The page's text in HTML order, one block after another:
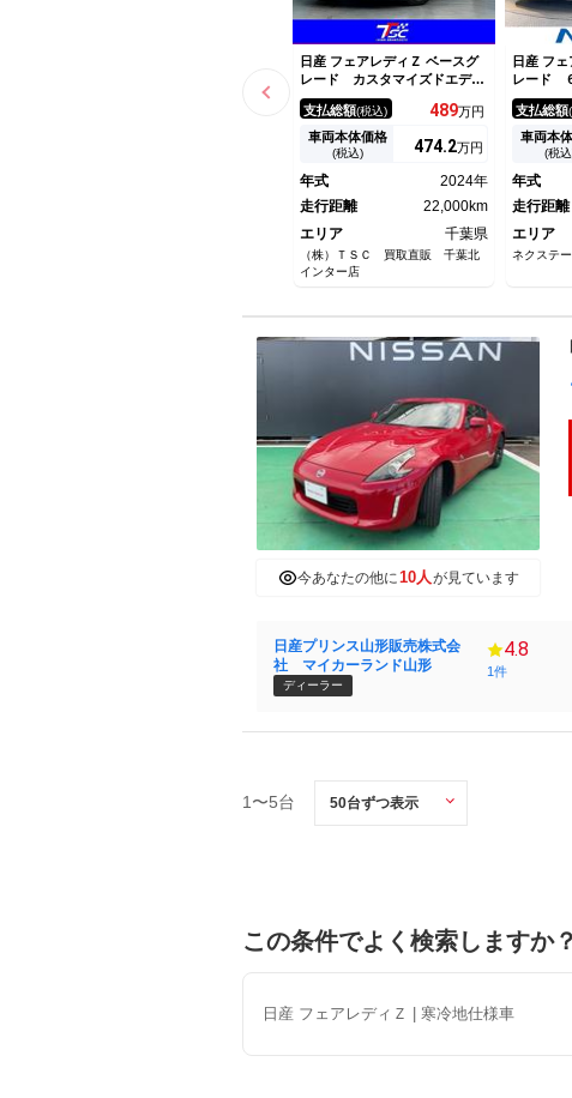
日産 フェアレディＺ ベースグ
レード カスタマイズドエディ
ションバンパー／禁煙／ドラレ
コ３６０度／６ＭＴ／純正１９
ＡＷ／ＡｐｐｌｅＣａｒＰｌａ
ｙ／ＡｎｄｒｏｉｄＡｕｔｏ／
ション／バックカメラ／ＥＴＣ
／フルセグ
支払総額(税込) 489万円
車両本体価格
(税込) 474.2万円
年式
2024年
走行距離
22,000km
エリア
千葉県
（株）ＴＳＣ 買取直販 千葉北
インター店
日産 フ
レード
バンパー
ラー 禁
ーボ車
ナビ 先
ｙ バッ
支払総額
車両本
(税
年式
走行距離
エリア
ネクステ
今あなたの他に 10人 が見ています
日産プリンス山形販売株式会
社 マイカーランド山形
ディーラー
4.8
1件
1〜5台
この条件でよく検索しますか？
日産 フェアレディＺ | 寒冷地仕様車